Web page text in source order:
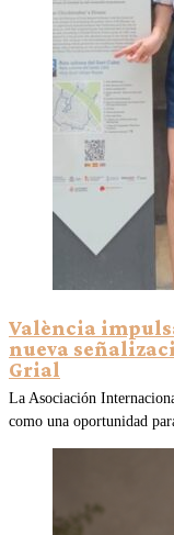
València
nueva
Grial
La Asociación
como una oportunidad